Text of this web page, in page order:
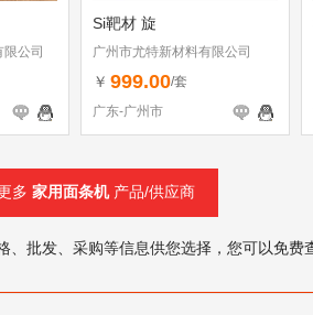
公司
Si靶材 旋
广州市尤特新材料有限公司
￥ 999.00/套
广东-广州市
多 家用面条机产品/供应商
、批发、采购等信息供您选择，您可以免费